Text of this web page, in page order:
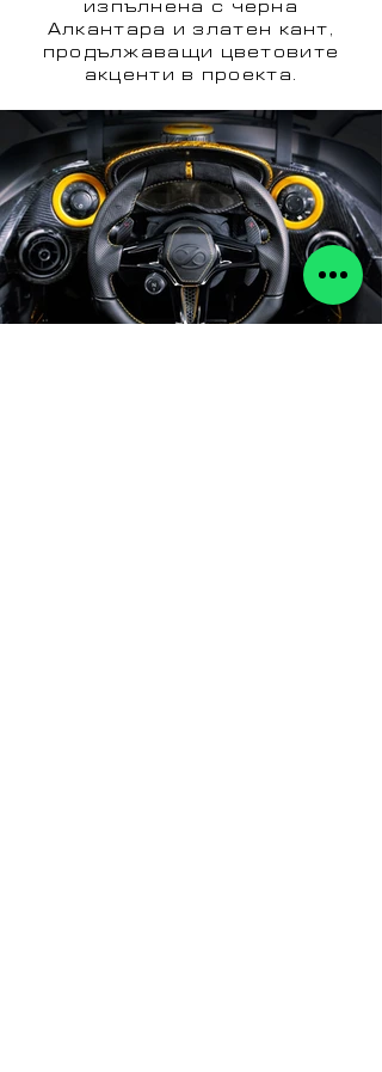
изпълнена с черна
Алкантара и златен кант,
продължаващи цветовите
акценти в проекта.